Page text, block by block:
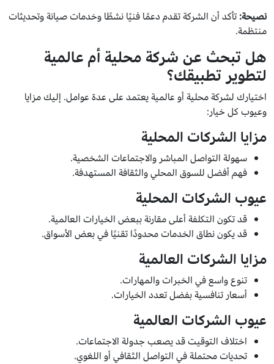
نصيحة:تأكد أن الشركة تقدم دعمًا فنيًا نشطًا وخدمات صيانة وتحديثات
منتظمة.
هل تبحث عن شركة محلية أم عالمية
لتطوير تطبيقك؟
اختيارك لشركة محلية أو عالمية يعتمد على عدة عوامل. إليك مزايا
وعيوب كل خيار:
مزايا الشركات المحلية
سهولة التواصل المباشر والاجتماعات الشخصية.
فهم أفضل للسوق المحلي والثقافة المستهدفة.
عيوب الشركات المحلية
قد تكون التكلفة أعلى مقارنة ببعض الخيارات العالمية.
قد يكون نطاق الخدمات محدودًا تقنيًا في بعض الأسواق.
مزايا الشركات العالمية
تنوع واسع في الخبرات والمهارات.
أسعار تنافسية بفضل تعدد الخيارات.
عيوب الشركات العالمية
اختلاف التوقيت قد يصعب جدولة الاجتماعات.
تحديات محتملة في التواصل الثقافي أو اللغوي.